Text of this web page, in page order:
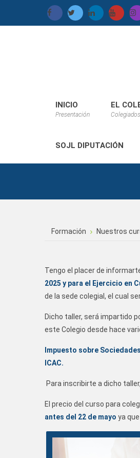
INICIO
Presentación
EL
SOJL DIPUTACIÓN
Formación Nuestros
Tengo el placer de
2025 y para el Ejercicio en
de la sede colegial, el cual
Dicho taller, será impartido
este Colegio desde hace
Impuesto sobre
ICAC.
Para inscribirte a dicho
El precio del curso para
antes del 22 de mayo ya que